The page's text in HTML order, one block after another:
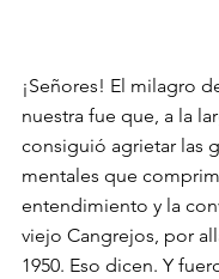
¡Señores! El milagro
nuestra fue que, a la
consiguió agrietar las
mentales que
entendimiento y la
viejo Cangrejos, por
1950. Eso dicen. Y